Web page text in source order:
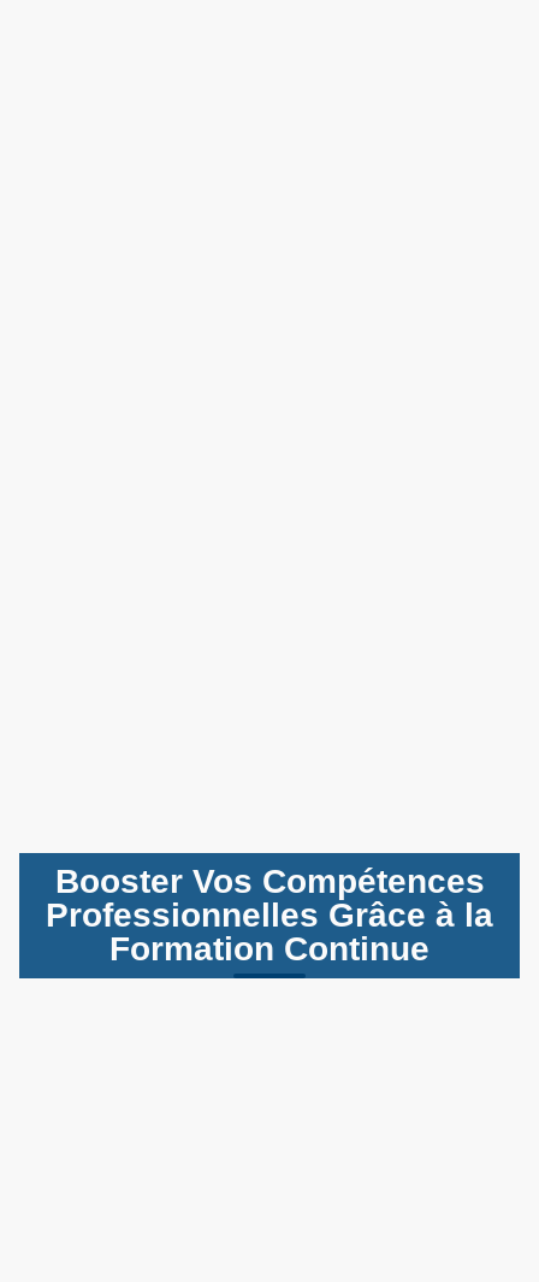
Booster Vos Compétences
Professionnelles Grâce à la
Formation Continue